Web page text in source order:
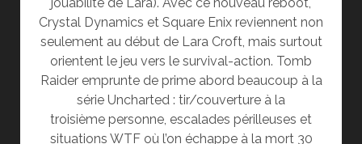
jouabilité de Lara). Avec ce nouveau reboot,
Crystal Dynamics et Square Enix reviennent non
seulement au début de Lara Croft, mais surtout
orientent le jeu vers le survival-action. Tomb
Raider emprunte de prime abord beaucoup à la
série Uncharted : tir/couverture à la
troisième personne, escalades périlleuses et
situations WTF où l’on échappe à la mort 30